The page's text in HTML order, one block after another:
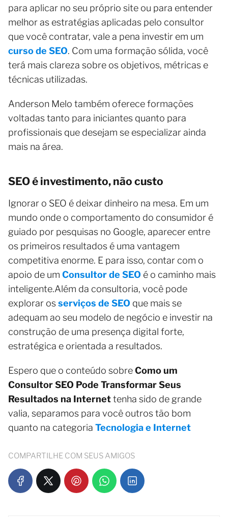
para aplicar no seu próprio site ou para entender
melhor as estratégias aplicadas pelo consultor
que você contratar, vale a pena investir em um
curso de SEO. Com uma formação sólida, você
terá mais clareza sobre os objetivos, métricas e
técnicas utilizadas.
Anderson Melo também oferece formações
voltadas tanto para iniciantes quanto para
profissionais que desejam se especializar ainda
mais na área.
SEO é investimento, não custo
Ignorar o SEO é deixar dinheiro na mesa. Em um
mundo onde o comportamento do consumidor é
guiado por pesquisas no Google, aparecer entre
os primeiros resultados é uma vantagem
competitiva enorme. E para isso, contar com o
apoio de um Consultor de SEO é o caminho mais
inteligente.Além da consultoria, você pode
explorar osserviços de SEO que mais se
adequam ao seu modelo de negócio e investir na
construção de uma presença digital forte,
estratégica e orientada a resultados.
Espero que o conteúdo sobreComo um
Consultor SEO Pode Transformar Seus
Resultados na Internettenha sido de grande
valia, separamos para você outros tão bom
quanto na categoria Tecnologia e Internet
COMPARTILHE COM SEUS AMIGOS